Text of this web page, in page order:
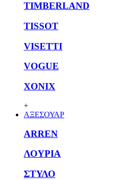
TIMBERLAND
TISSOT
VISETTI
VOGUE
XONIX
+
ΑΞΕΣΟΥΑΡ
ARREN
ΛΟΥΡΙΑ
ΣΤΥΛΟ